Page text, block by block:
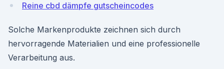
Reine cbd dämpfe gutscheincodes
Solche Markenprodukte zeichnen sich durch
hervorragende Materialien und eine professionelle
Verarbeitung aus.